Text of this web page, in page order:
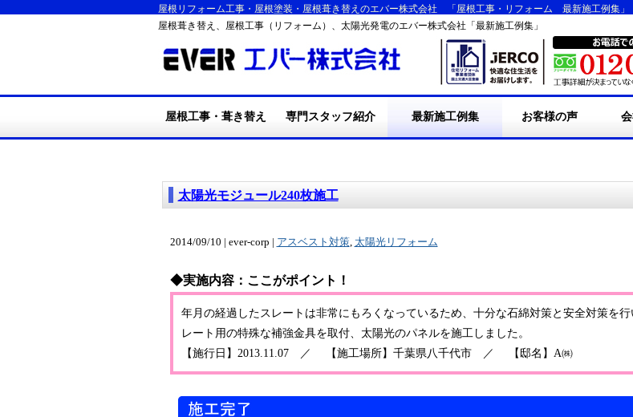
屋根リフォーム工事・屋根塗装・屋根葺き替えのエバー株式会社 「屋根工事・リフォーム 最新施工例集」
屋根葺き替え、屋根工事（リフォーム）、太陽光発電のエバー株式会社「最新施工例集」
屋根工事・葺き替え 専門スタッフ紹介 最新施工例集 お客様の声
・エ
・
太陽光モジュール240枚施工
2014/09/10 | ever-corp | アスベスト対策, 太陽光リフォーム
◆実施内容：ここがポイント！
年月の経過したスレートは非常にもろくなっているため、十分な石綿対策と安全対策を行
レート用の特殊な補強金具を取付、太陽光のパネルを施工しました。
【施行日】2013.11.07 ／ 【施工場所】千葉県八千代市 ／ 【邸名】A㈱